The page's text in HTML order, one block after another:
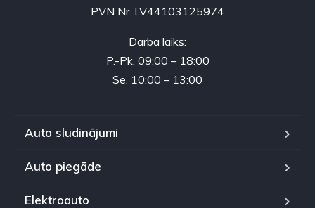
PVN Nr. LV44103125974
Darba laiks:
P.-Pk. 09:00 – 18:00
Se. 10:00 – 13:00
Auto sludinājumi
Auto piegāde
Elektroauto